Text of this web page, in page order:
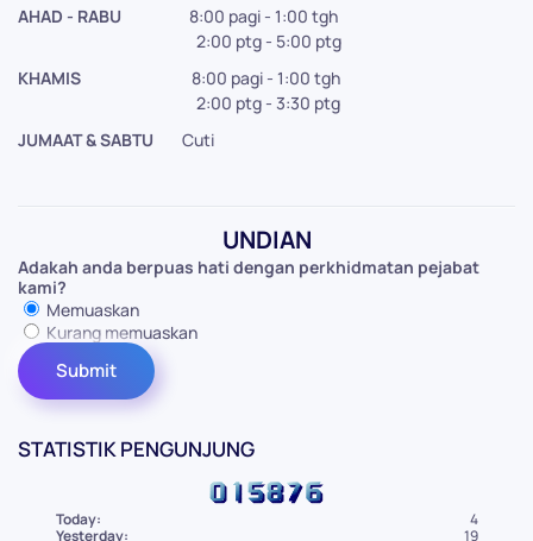
AHAD - RABU 8:00 pagi - 1:00 tgh
2:00 ptg - 5:00 ptg
KHAMIS 8:00 pagi - 1:00 tgh
2:00 ptg - 3:30 ptg
JUMAAT & SABTU Cuti
UNDIAN
Adakah anda berpuas hati dengan perkhidmatan pejabat
kami?
Memuaskan
Kurang memuaskan
STATISTIK PENGUNJUNG
Today:
4
Yesterday:
19